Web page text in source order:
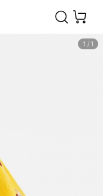
1 / 1